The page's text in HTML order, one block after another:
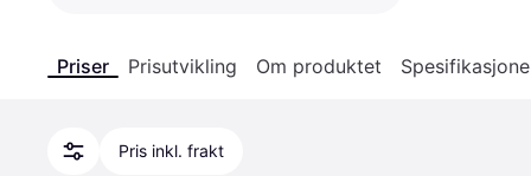
Priser Prisutvikling Om produktet
Pris inkl. frakt